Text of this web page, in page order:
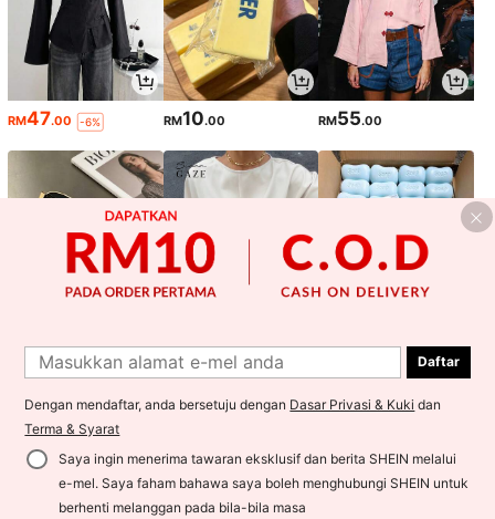
RM47.00 -6% RM10.00 RM55.00
RM13.00 RM38.40 -4% RM4.80 -4%
Kembali ke atas
Daftar
Dengan mendaftar, anda bersetuju dengan Dasar Privasi & Kuki dan
Terma & Syarat
Saya ingin menerima tawaran eksklusif dan berita SHEIN melalui
e-mel. Saya faham bahawa saya boleh menghubungi SHEIN untuk
berhenti melanggan pada bila-bila masa